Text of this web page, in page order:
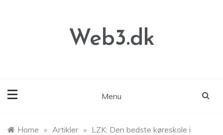
Web3.dk
Menu
Home » Artikler » LZK: Den bedste køreskole i